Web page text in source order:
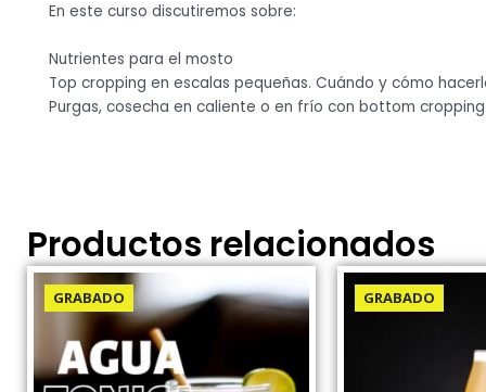
En este curso discutiremos sobre:
Nutrientes para el mosto
Top cropping en escalas pequeñas. Cuándo y cómo
Purgas, cosecha en caliente o en frío con bottom
Productos relacionados
GRABADO GRABADO